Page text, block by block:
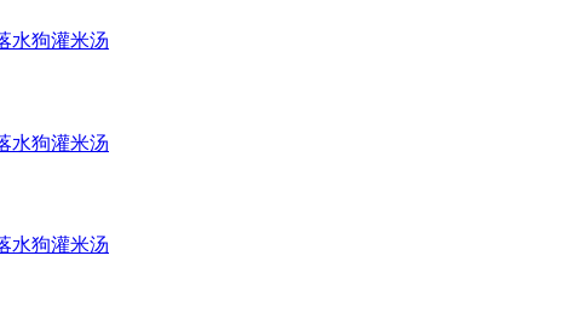
水狗灌米汤
水狗灌米汤
水狗灌米汤